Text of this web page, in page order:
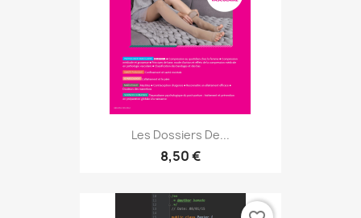
Les Dossiers De...
8,50 €